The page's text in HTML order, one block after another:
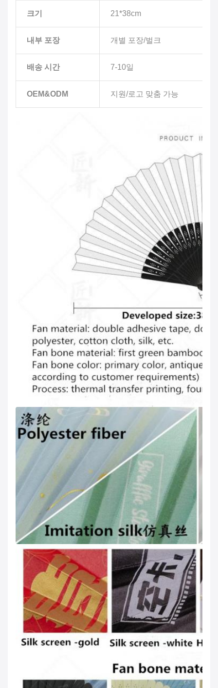
크기 21*38cm
내부 포장 개별 포장/벌크
배송 시간 7-10일
OEM&ODM 지원/로고 맞춤 가능